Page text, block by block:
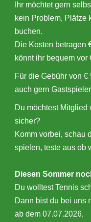
Ihr möchtet gern
kein Problem, Plätze
buchen.
Die Kosten betragen
könnt ihr bequem vor
Für die Gebühr von
auch gern
Du möchtest Mitglied
sicher?
Komm vorbei, schau
spielen, teste aus ob
Diesen Sommer
Du wolltest Tennis
Dann bist du bei uns
ab dem 07.07.2026,